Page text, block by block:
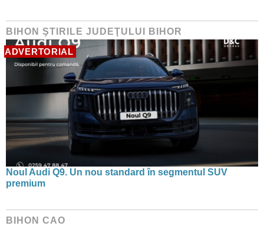
BIHON ŞTIRILE JUDEŢULUI BIHOR
ADVERTORIAL
Noul Audi Q9. Un nou standard în segmentul SUV
premium
BIHON CAO